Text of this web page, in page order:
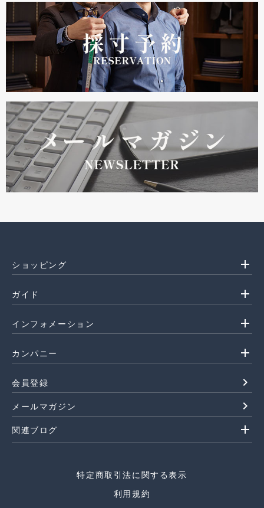
ショッピング add
ガイド add
インフォメーション add
カンパニー add
会員登録 navigate_next
メールマガジン navigate_next
関連ブログ add
特定商取引法に関する表示
利用規約